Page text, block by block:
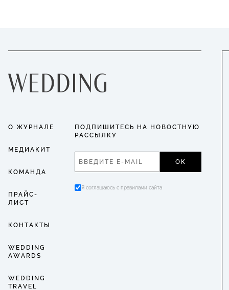
О ЖУРНАЛЕ
МЕДИАКИТ
КОМАНДА
ПРАЙС-
ЛИСТ
КОНТАКТЫ
WEDDING
AWARDS
WEDDING
TRAVEL
ПОДПИШИТЕСЬ НА НОВОСТНУЮ
РАССЫЛКУ
ОК
Я соглашаюсь с правилами сайта